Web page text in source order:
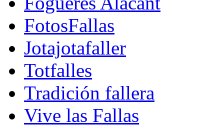
FotosFallas
Jotajotafaller
Totfalles
Tradición fallera
Vive las Fallas